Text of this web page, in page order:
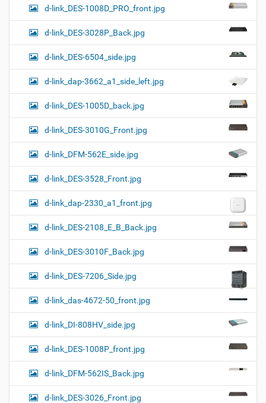
d-link_DES-1008D_PRO_front.jpg
d-link_DES-3028P_Back.jpg
d-link_DES-6504_side.jpg
d-link_dap-3662_a1_side_left.jpg
d-link_DES-1005D_back.jpg
d-link_DES-3010G_Front.jpg
d-link_DFM-562E_side.jpg
d-link_DES-3528_Front.jpg
d-link_dap-2330_a1_front.jpg
d-link_DES-2108_E_B_Back.jpg
d-link_DES-3010F_Back.jpg
d-link_DES-7206_Side.jpg
d-link_das-4672-50_front.jpg
d-link_DI-808HV_side.jpg
d-link_DES-1008P_front.jpg
d-link_DFM-562IS_Back.jpg
d-link_DES-3026_Front.jpg